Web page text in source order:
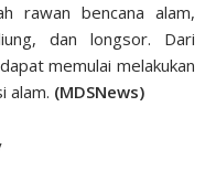
rawan bencana alam,
dan longsor. Dari
memulai melakukan
alam. (MDSNews)